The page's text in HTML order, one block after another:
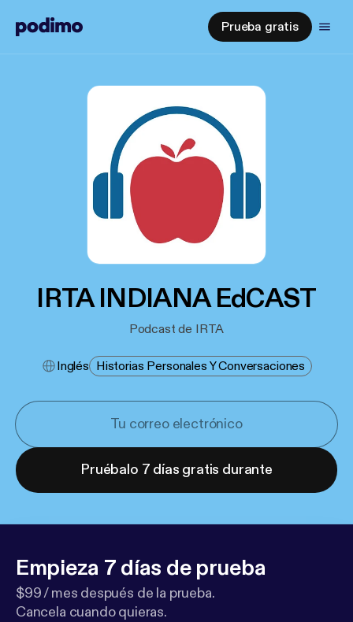
Prueba gratis
IRTA INDIANA EdCAST
Podcast de IRTA
Inglés Historias Personales Y Conversaciones
Pruébalo 7 días gratis durante
Empieza 7 días de prueba
$99 / mes después de la prueba.
Cancela cuando quieras.